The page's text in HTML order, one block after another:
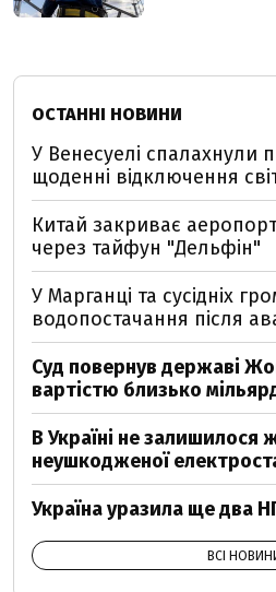
ОСТАННІ НОВИНИ
У Венесуелі спалахнули
щоденні відключення
Китай закриває
через тайфун "Дельфін"
У Марганці та сусідніх
водопостачання після
Суд повернув державі
вартістю близько
В Україні не залишилося
неушкодженої
Україна уразила ще два
ВСІ